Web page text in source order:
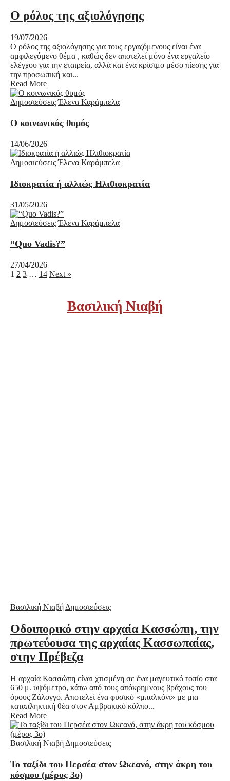
Ο ρόλος της αξιολόγησης
19/07/2026
Ο ρόλος της αξιολόγησης για τους εργαζόμενους είναι ένα
αμφιλεγόμενο θέμα , καθώς δεν αποτελεί μόνο ένα εργαλείο
ελέγχου για την εταιρεία, αλλά και ένα κρίσιμο μέσο πίεσης για
την προσωπική και...
Read More
Δημοσιεύσεις Έλενα Καράμπελα
Ο κοινωνικός θυμός
14/06/2026
Δημοσιεύσεις Έλενα Καράμπελα
Ιδιοκρατία ή αλλιώς Ηλιθιοκρατία
31/05/2026
Δημοσιεύσεις Έλενα Καράμπελα
“Quo Vadis?”
27/04/2026
1 2 3 … 14 Next »
Βασιλική Νιαβή
Βασιλική Νιαβή Δημοσιεύσεις
Οδοιπορικό στην αρχαία Κασσώπη, την
πρωτεύουσα της αρχαίας Κασσωπαίας,
στην Πρέβεζα
Η αρχαία Κασσώπη είναι χτισμένη σε ένα μαγευτικό τοπίο στα
650 μ. υψόμετρο, κάτω από τους απόκρημνους βράχους του
όρους Ζάλογγο. Αποτελεί ένα φυσικό «μπαλκόνι» με μια
καταπληκτική θέα στον Αμβρακικό κόλπο...
Read More
Βασιλική Νιαβή Δημοσιεύσεις
Το ταξίδι του Περσέα στον Ωκεανό, στην άκρη του
κόσμου (μέρος 3ο)